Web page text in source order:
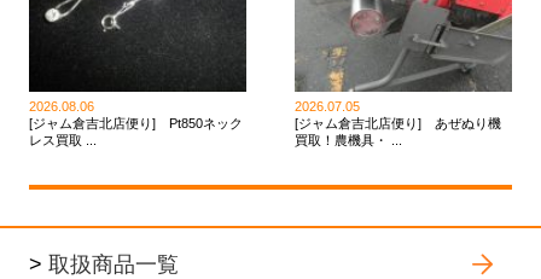
2026.08.06
[ジャム倉吉北店便り] Pt850ネック
レス買取 ...
2026.07.05
[ジャム倉吉北店便り] あぜぬり機
買取！農機具・ ...
> 取扱商品一覧